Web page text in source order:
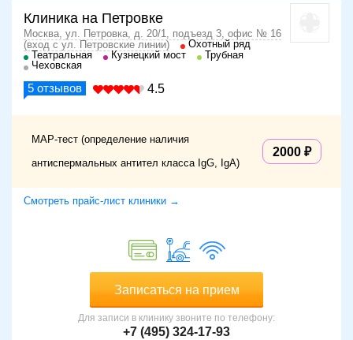
Клиника на Петровке
Москва, ул. Петровка, д. 20/1, подъезд 3, офис № 16
(вход с ул. Петровские линии)
Охотный ряд
Театральная
Кузнецкий мост
Трубная
Чеховская
5 отзывов 4.5
МАР-тест (определение наличия
антиспермальных антител класса IgG, IgA)
2000
Смотреть прайс-лист клиники →
Записаться на прием
Для записи в клинику звоните по телефону:
+7 (495) 324-17-93